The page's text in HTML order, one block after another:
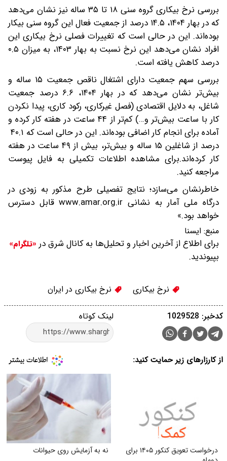
بررسی نرخ بیکاری گروه سنی ۱۸ تا ۳۵ ساله نیز نشان می‌دهد
که در بهار ۱۴۰۴، ۱۴.۵ درصد از جمعیت فعال این گروه سنی بیکار
بوده‌اند. این در حالی است که تغییرات فصلی نرخ بیکاری این
افراد نشان می‌دهد این نرخ نسبت به بهار ۱۴۰۳، به میزان ۰.۵
درصد کاهش یافته است.
بررسی سهم جمعیت دارای اشتغال ناقص جمعیت ۱۵ ساله و
بیش‌تر نشان می‌دهد که در بهار ۱۴۰۴، ۶.۶ درصد جمعیت
شاغل،‌ به دلایل اقتصادی (فصل غیرکاری، رکود کاری، پیدا نکردن
کار با ساعت بیش‌تر و…) کم‌تر از ۴۴ ساعت در هفته کار کرده و
آماده برای انجام کار اضافی بوده‌اند. این در حالی است که ۴۰.۱
درصد از شاغلین ۱۵ ساله و بیش‌تر، بیش از ۴۹ ساعت در هفته
کار کرده‌اند.برای مشاهده اطلاعات تکمیلی به فایل پیوست
مراجعه کنید.
خاطرنشان می‌سازد؛ نتایج تفصیلی طرح مذکور به ­زودی در
درگاه ملی آمار به نشانی www.amar.org.ir قابل دسترس
خواهد بود.»
منبع: ايسنا
برای اطلاع از آخرین اخبار و تحلیل‌ها به کانال شرق در «تلگرام»
بپیوندید.
نرخ بیکاری نرخ بیکاری در ایران
لینک کوتاه کدخبر: 1029528
از کارزارهای زیر حمایت کنید:
درخواست تعویق کنکور ۱۴۰۵ برای
نه به آزمایش روی حیوانات